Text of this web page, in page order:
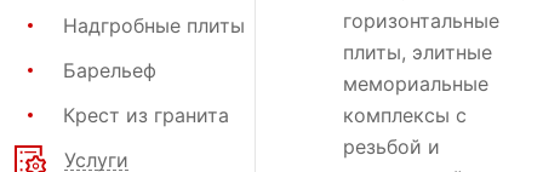
Надгробные плиты
Барельеф
Крест из гранита
Услуги
горизонтальные
плиты, элитные
мемориальные
комплексы с
резьбой и